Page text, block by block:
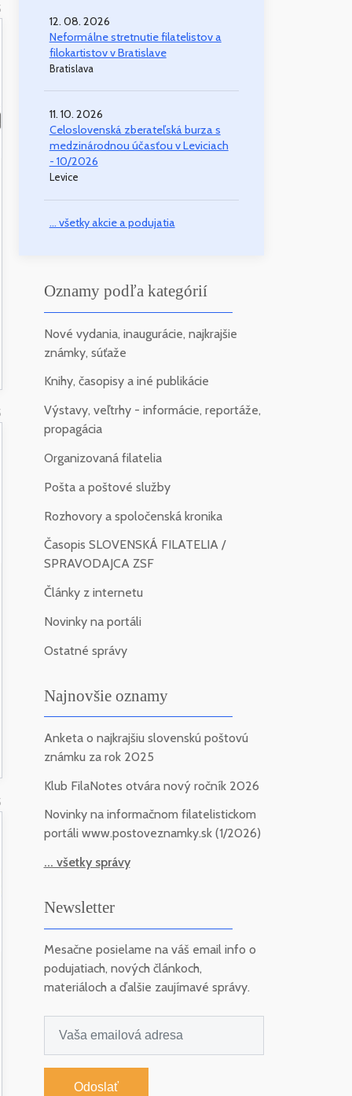
12. 08. 2026
Neformálne stretnutie filatelistov a
filokartistov v Bratislave
Bratislava
11. 10. 2026
Celoslovenská zberateľská burza s
medzinárodnou účasťou v Leviciach
- 10/2026
Levice
... všetky akcie a podujatia
Oznamy podľa kategórií
Nové vydania, inaugurácie, najkrajšie
známky, súťaže
Knihy, časopisy a iné publikácie
Výstavy, veľtrhy - informácie, reportáže,
propagácia
Organizovaná filatelia
Pošta a poštové služby
Rozhovory a spoločenská kronika
Časopis SLOVENSKÁ FILATELIA /
SPRAVODAJCA ZSF
Články z internetu
Novinky na portáli
Ostatné správy
Najnovšie oznamy
Anketa o najkrajšiu slovenskú poštovú
známku za rok 2025
Klub FilaNotes otvára nový ročník 2026
Novinky na informačnom filatelistickom
portáli www.postoveznamky.sk (1/2026)
... všetky správy
Newsletter
Mesačne posielame na váš email info o
podujatiach, nových článkoch,
materiáloch a ďalšie zaujímavé správy.
Odoslať